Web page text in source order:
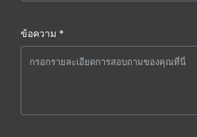
ข้อความ *